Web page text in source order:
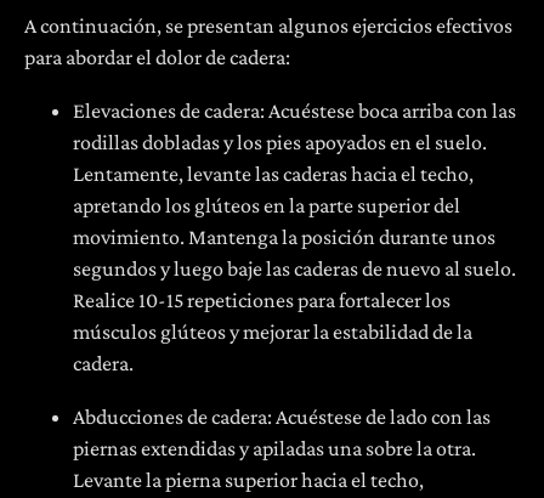
A continuación, se presentan algunos ejercicios efectivos
para abordar el dolor de cadera:
Elevaciones de cadera: Acuéstese boca arriba con las
rodillas dobladas y los pies apoyados en el suelo.
Lentamente, levante las caderas hacia el techo,
apretando los glúteos en la parte superior del
movimiento. Mantenga la posición durante unos
segundos y luego baje las caderas de nuevo al suelo.
Realice 10-15 repeticiones para fortalecer los
músculos glúteos y mejorar la estabilidad de la
cadera.
Abducciones de cadera: Acuéstese de lado con las
piernas extendidas y apiladas una sobre la otra.
Levante la pierna superior hacia el techo,